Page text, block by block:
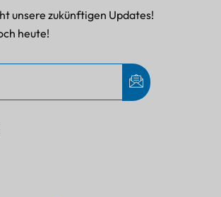
unsere zukünftigen Updates!
heute!